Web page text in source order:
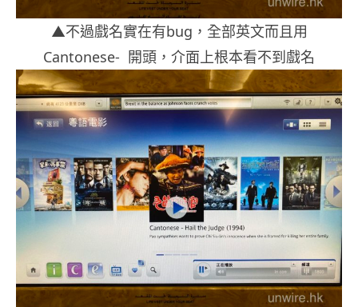
▲不過戲名實在有bug，全部英文而且用
Cantonese- 開頭，介面上根本看不到戲名